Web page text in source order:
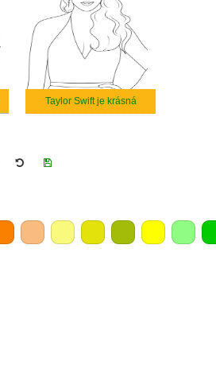
Taylor Swift je krásná